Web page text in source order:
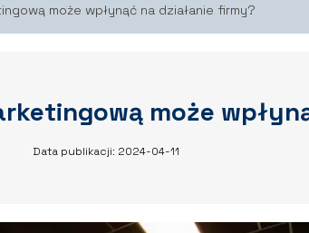
może wpłynąć na działanie firmy?
może
Data publikacji: 2024-04-11